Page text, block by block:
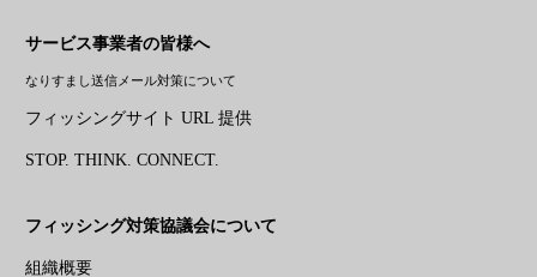
サービス事業者の皆様へ
なりすまし送信メール対策について
フィッシングサイト URL 提供
STOP. THINK. CONNECT.
フィッシング対策協議会について
組織概要